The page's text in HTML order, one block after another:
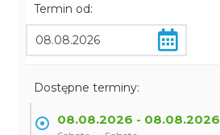
Termin od:
Dostępne terminy:
08.08.2026 - 08.08.2026